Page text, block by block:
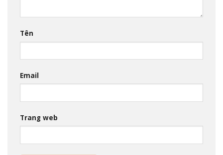
Tên
Email
Trang web